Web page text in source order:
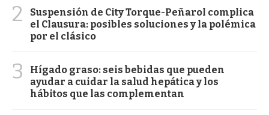
2
Suspensión de City Torque-Peñarol complica
el Clausura: posibles soluciones y la polémica
por el clásico
3
Hígado graso: seis bebidas que pueden
ayudar a cuidar la salud hepática y los
hábitos que las complementan